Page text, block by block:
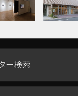
ー検索